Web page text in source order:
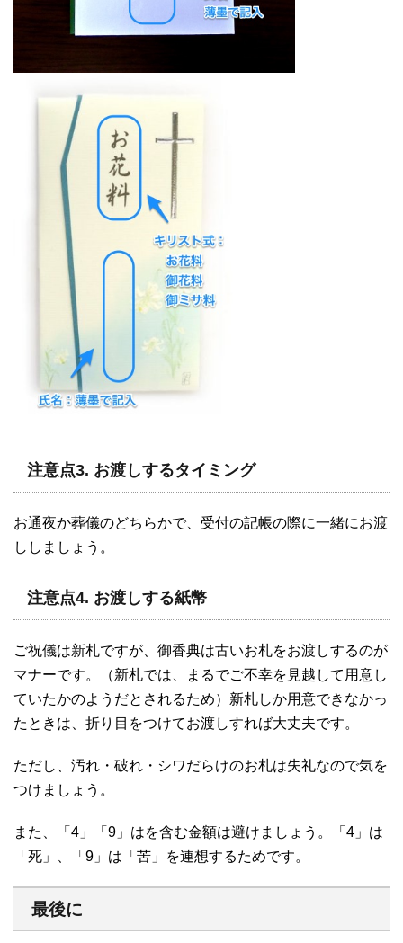
注意点3. お渡しするタイミング
お通夜か葬儀のどちらかで、受付の記帳の際に一緒にお渡
ししましょう。
注意点4. お渡しする紙幣
ご祝儀は新札ですが、御香典は古いお札をお渡しするのが
マナーです。（新札では、まるでご不幸を見越して用意し
ていたかのようだとされるため）新札しか用意できなかっ
たときは、折り目をつけてお渡しすれば大丈夫です。
ただし、汚れ・破れ・シワだらけのお札は失礼なので気を
つけましょう。
また、「4」「9」はを含む金額は避けましょう。「4」は
「死」、「9」は「苦」を連想するためです。
最後に